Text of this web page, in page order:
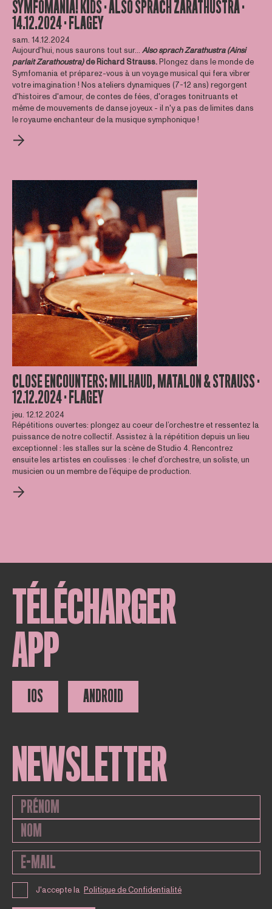
SYMFOMANIA! KIDS · ALSO SPRACH ZARATHUSTRA ·
14.12.2024 · FLAGEY
sam. 14.12.2024
Aujourd'hui, nous saurons tout sur... Also sprach Zarathustra (Ainsi
parlait Zarathoustra)de Richard Strauss.Plongez dans le monde de
Symfomania et préparez-vous à un voyage musical qui fera vibrer
votre imagination ! Nos ateliers dynamiques (7-12 ans) regorgent
d'histoires d'amour, de contes de fées, d'orages tonitruants et
même de mouvements de danse joyeux - il n'y a pas de limites dans
le royaume enchanteur de la musique symphonique !
CLOSE ENCOUNTERS: MILHAUD, MATALON & STRAUSS ·
12.12.2024 · FLAGEY
jeu. 12.12.2024
Répétitions ouvertes: plongez au coeur de l’orchestre et ressentez la
puissance de notre collectif. Assistez à la répétition depuis un lieu
exceptionnel : les stalles sur la scène de Studio 4. Rencontrez
ensuite les artistes en coulisses : le chef d’orchestre, un soliste, un
musicien ou un membre de l’équipe de production.
TÉLÉCHARGER
APP
IOS ANDROID
NEWSLETTER
J'accepte la Politique de Confidentialité